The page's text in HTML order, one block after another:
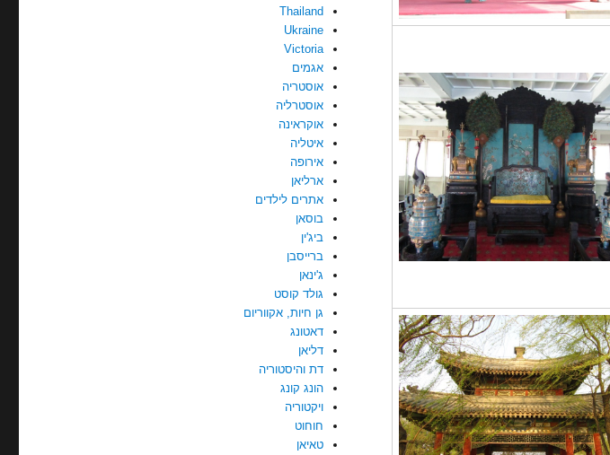
Thailand
Ukraine
Victoria
אגמים
אוסטריה
אוסטרליה
אוקראינה
איטליה
אירופה
ארליאן
אתרים לילדים
בוסאן
ביג'ין
ברייסבן
ג'ינאן
גולד קוסט
גן חיות, אקווריום
דאטונג
דליאן
דת והיסטוריה
הונג קונג
ויקטוריה
חוחוט
טאיאן